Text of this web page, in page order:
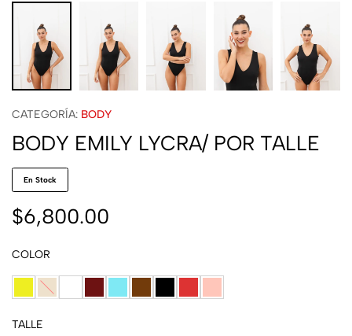
CATEGORÍA: BODY
BODY EMILY LYCRA/ POR TALLE
En Stock
$6,800.00
COLOR
TALLE